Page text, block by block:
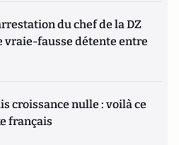
du chef de la DZ
vraie-fausse détente entre
croissance nulle : voilà ce
français